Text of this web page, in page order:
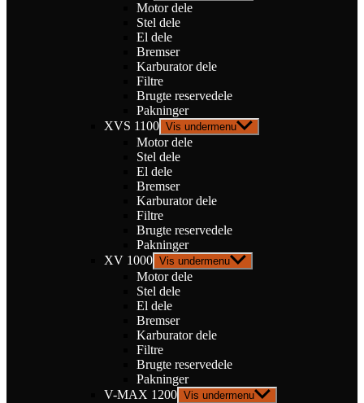
Motor dele
Stel dele
El dele
Bremser
Karburator dele
Filtre
Brugte reservedele
Pakninger
XVS 1100 Vis undermenu
Motor dele
Stel dele
El dele
Bremser
Karburator dele
Filtre
Brugte reservedele
Pakninger
XV 1000 Vis undermenu
Motor dele
Stel dele
El dele
Bremser
Karburator dele
Filtre
Brugte reservedele
Pakninger
V-MAX 1200 Vis undermenu